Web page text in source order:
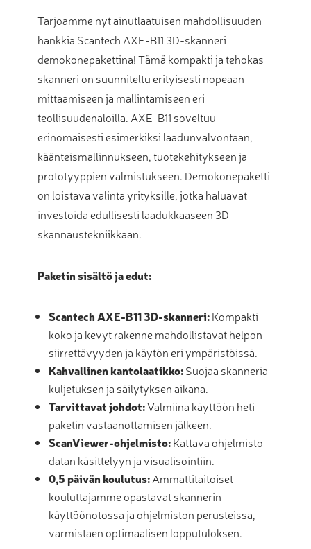
Tarjoamme nyt ainutlaatuisen mahdollisuuden
hankkia Scantech AXE-B11 3D-skanneri
demokonepakettina! Tämä kompakti ja tehokas
skanneri on suunniteltu erityisesti nopeaan
mittaamiseen ja mallintamiseen eri
teollisuudenaloilla. AXE-B11 soveltuu
erinomaisesti esimerkiksi laadunvalvontaan,
käänteismallinnukseen, tuotekehitykseen ja
prototyyppien valmistukseen. Demokonepaketti
on loistava valinta yrityksille, jotka haluavat
investoida edullisesti laadukkaaseen 3D-
skannaustekniikkaan.
Paketin sisältö ja edut:
Scantech AXE-B11 3D-skanneri:Kompakti
koko ja kevyt rakenne mahdollistavat helpon
siirrettävyyden ja käytön eri ympäristöissä.
Kahvallinen kantolaatikko:Suojaa skanneria
kuljetuksen ja säilytyksen aikana.
Tarvittavat johdot:Valmiina käyttöön heti
paketin vastaanottamisen jälkeen.
ScanViewer-ohjelmisto:Kattava ohjelmisto
datan käsittelyyn ja visualisointiin.
0,5 päivän koulutus:Ammattitaitoiset
kouluttajamme opastavat skannerin
käyttöönotossa ja ohjelmiston perusteissa,
varmistaen optimaalisen lopputuloksen.